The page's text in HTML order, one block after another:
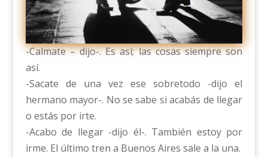
-Calmate – dijo-. Es así; las cosas siempre son
así.
-Sacate de una vez ese sobretodo -dijo el
hermano mayor-. No se sabe si acabás de llegar
o estás por irte.
-Acabo de llegar -dijo él-. También estoy por
irme. El último tren a Buenos Aires sale a la una.